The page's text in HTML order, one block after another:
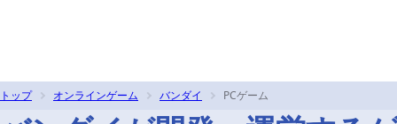
トップ オンラインゲーム バンダイ PCゲーム